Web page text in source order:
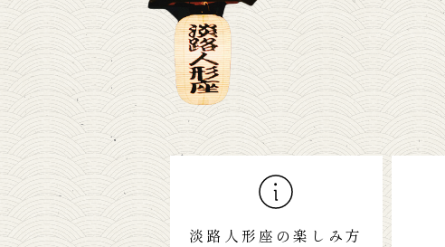
淡路人形座の楽しみ方